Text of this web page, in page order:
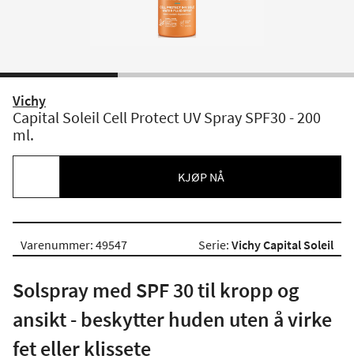
Vichy
Capital Soleil Cell Protect UV Spray SPF30 - 200
ml.
KJØP NÅ
Varenummer: 49547 Serie: Vichy Capital Soleil
Solspray med SPF 30 til kropp og
ansikt - beskytter huden uten å virke
fet eller klissete